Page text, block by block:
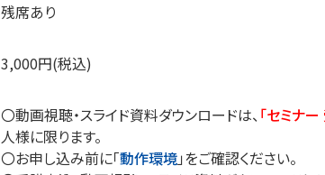
残席あり
3,000円(税込)
〇動画視聴・スライド資料ダウンロードは、「セミナ
人様に限ります。
〇お申し込み前に「動作環境」をご確認ください。